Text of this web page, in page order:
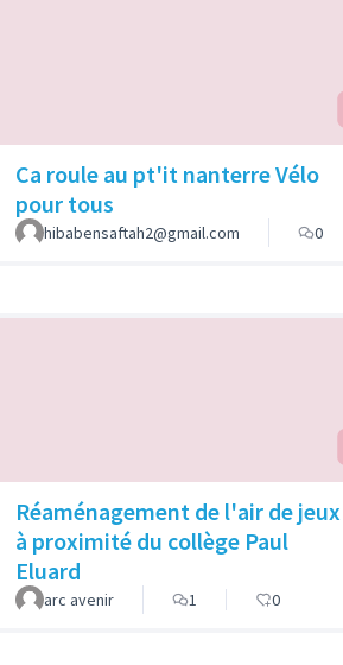
Ca roule au pt'it nanterre Vélo
pour tous
hibabensaftah2@gmail.com 0
Réaménagement de l'air de jeux
à proximité du collège Paul
Eluard
arc avenir 1 0